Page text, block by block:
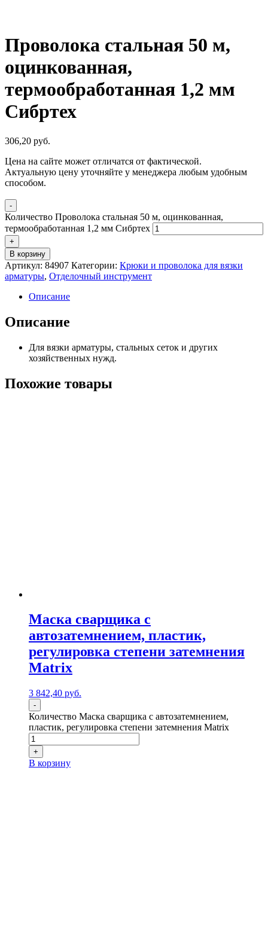
Проволока стальная 50 м,
оцинкованная,
термообработанная 1,2 мм
Сибртех
306,20 руб.
Цена на сайте может отличатся от фактической.
Актуальную цену уточняйте у менеджера любым удобным
способом.
-
Количество Проволока стальная 50 м, оцинкованная,
термообработанная 1,2 мм Сибртех
+
В корзину
Артикул: 84907 Категории: Крюки и проволока для вязки
арматуры, Отделочный инструмент
Описание
Описание
Для вязки арматуры, стальных сеток и других
хозяйственных нужд.
Похожие товары
Маска сварщика с
автозатемнением, пластик,
регулировка степени затемнения
Matrix
3 842,40 руб.
-
Количество Маска сварщика с автозатемнением,
пластик, регулировка степени затемнения Matrix
+
В корзину